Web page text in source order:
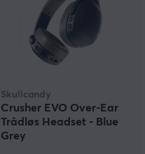
Skullcandy
Crusher EVO Over-Ear
Trådløs Headset - Blue
Grey